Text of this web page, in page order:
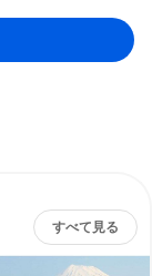
すべて見る